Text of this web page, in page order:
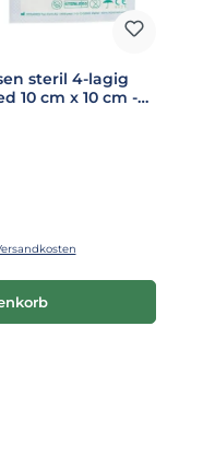
steril 4-lagig
10 cm x 10 cm -
Preis: